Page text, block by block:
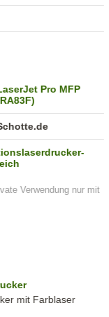
Verwendung nur mit
Pro MFP
mit Farblaser